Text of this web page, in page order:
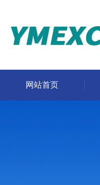
网站首页